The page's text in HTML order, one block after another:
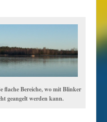
flache Bereiche, wo mit Blinker
geangelt werden kann.